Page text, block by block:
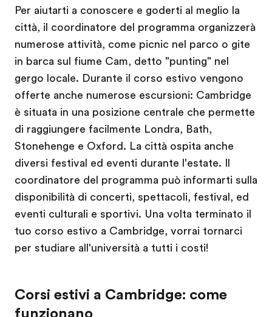
Per aiutarti a conoscere e goderti al meglio la
città, il coordinatore del programma organizzerà
numerose attività, come picnic nel parco o gite
in barca sul fiume Cam, detto "punting" nel
gergo locale. Durante il corso estivo vengono
offerte anche numerose escursioni: Cambridge
è situata in una posizione centrale che permette
di raggiungere facilmente Londra, Bath,
Stonehenge e Oxford. La città ospita anche
diversi festival ed eventi durante l'estate. Il
coordinatore del programma può informarti sulla
disponibilità di concerti, spettacoli, festival, ed
eventi culturali e sportivi. Una volta terminato il
tuo corso estivo a Cambridge, vorrai tornarci
per studiare all'università a tutti i costi!
Corsi estivi a Cambridge: come
funzionano